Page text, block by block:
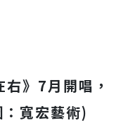
》7月開唱，
寬宏藝術)